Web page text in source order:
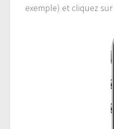
exemple) et cliquez sur